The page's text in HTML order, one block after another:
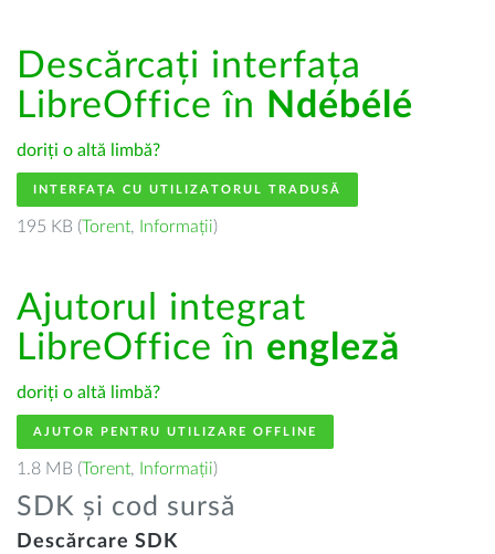
Descărcați interfața
LibreOffice în Ndébélé
doriți o altă limbă?
INTERFAȚA CU UTILIZATORUL TRADUSĂ
195 KB (Torent, Informații)
Ajutorul integrat
LibreOffice în engleză
doriți o altă limbă?
AJUTOR PENTRU UTILIZARE OFFLINE
1.8 MB (Torent, Informații)
SDK și cod sursă
Descărcare SDK